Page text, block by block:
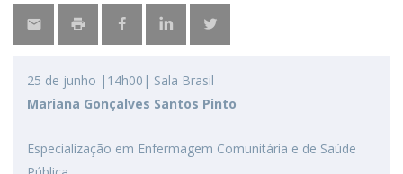
25 de junho |14h00| Sala Brasil
Mariana Gonçalves Santos Pinto
Especialização em Enfermagem Comunitária e de Saúde